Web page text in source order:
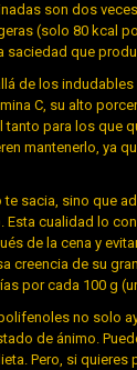
son dos
(solo 80 kcal
saciedad que
de los
C, su alto
tanto para los que
mantenerlo, ya
te sacia, sino que
Esta cualidad lo
de la cena y
creencia de su
por cada 100 g
no solo
de ánimo.
Pero, si quieres